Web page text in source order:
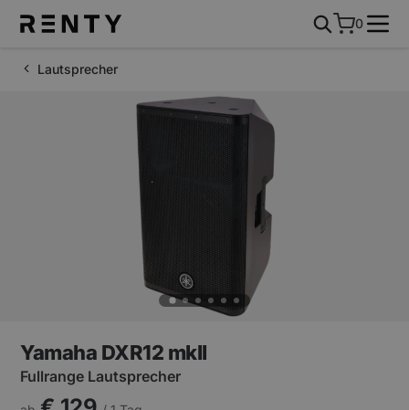
0
Lautsprecher
Yamaha DXR12 mkII
Fullrange Lautsprecher